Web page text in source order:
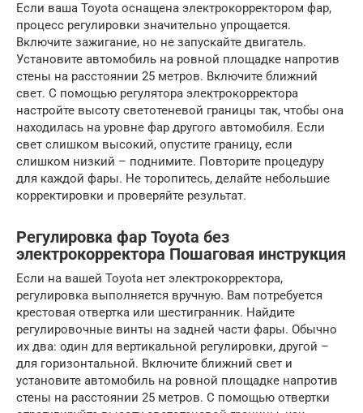
Если ваша Toyota оснащена электрокорректором фар,
процесс регулировки значительно упрощается.
Включите зажигание, но не запускайте двигатель.
Установите автомобиль на ровной площадке напротив
стены на расстоянии 25 метров. Включите ближний
свет. С помощью регулятора электрокорректора
настройте высоту светотеневой границы так, чтобы она
находилась на уровне фар другого автомобиля. Если
свет слишком высокий, опустите границу, если
слишком низкий – поднимите. Повторите процедуру
для каждой фары. Не торопитесь, делайте небольшие
корректировки и проверяйте результат.
Регулировка фар Toyota без
электрокорректора Пошаговая инструкция
Если на вашей Toyota нет электрокорректора,
регулировка выполняется вручную. Вам потребуется
крестовая отвертка или шестигранник. Найдите
регулировочные винты на задней части фары. Обычно
их два: один для вертикальной регулировки, другой –
для горизонтальной. Включите ближний свет и
установите автомобиль на ровной площадке напротив
стены на расстоянии 25 метров. С помощью отвертки